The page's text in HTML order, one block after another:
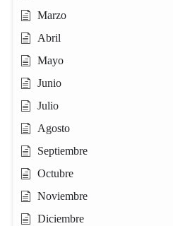
Marzo
Abril
Mayo
Junio
Julio
Agosto
Septiembre
Octubre
Noviembre
Diciembre